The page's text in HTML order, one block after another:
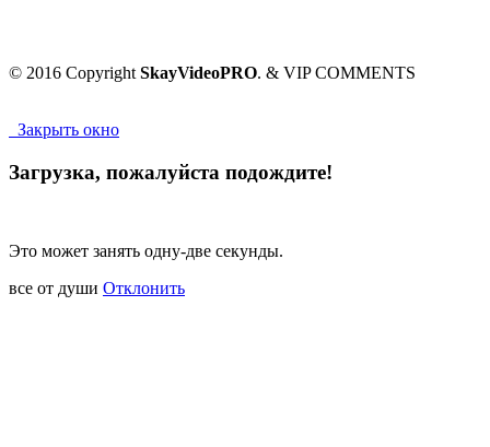
© 2016 Copyright SkayVideoPRO. & VIP COMMENTS
Закрыть окно
Загрузка, пожалуйста подождите!
Это может занять одну-две секунды.
все от души Отклонить